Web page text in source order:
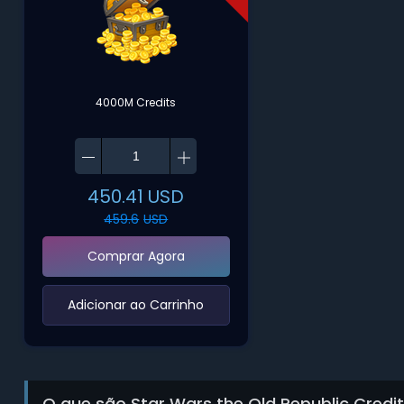
4000M Credits
450.41 USD
459.6 USD
Comprar Agora
‌Adicionar ao Carrinho‌